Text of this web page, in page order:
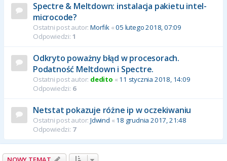
Spectre & Meltdown: instalacja pakietu intel-
microcode?
Ostatni post autor: Morfik«05 lutego 2018, 07:09
Odpowiedzi: 1
Odkryto poważny błąd w procesorach.
Podatność Meltdown i Spectre.
Ostatni post autor: dedito « 11 stycznia 2018, 14:09
Odpowiedzi: 6
Netstat pokazuje różne ip w oczekiwaniu
Ostatni post autor: Jdwind « 18 grudnia 2017, 21:48
Odpowiedzi: 7